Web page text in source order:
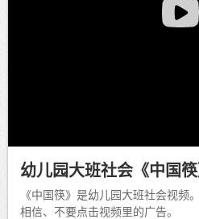
幼儿园大班社会《中国
《中国筷》是幼儿园大班社会视频
相信、不要点击视频里的广告。